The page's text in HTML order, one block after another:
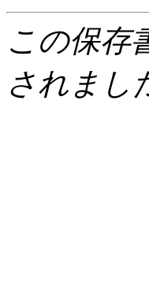
この保存
されまし